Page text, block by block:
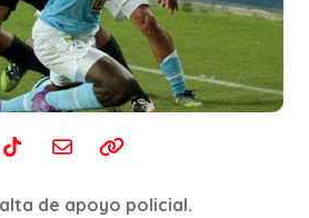
de apoyo policial.